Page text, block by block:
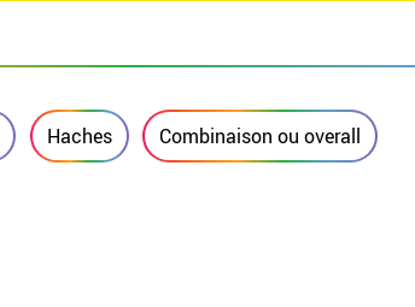
Haches Combinaison ou overall